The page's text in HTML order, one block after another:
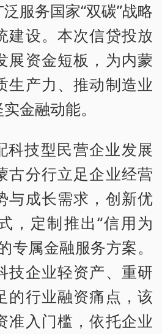
服务国家“双碳”战略
建设。本次信贷投放
展资金短板，为内蒙
生产力、推动制造业
金融动能。
科技型民营企业发展
古分行立足企业经营
与成长需求，创新优
，定制推出“信用为
专属金融服务方案。
技企业轻资产、重研
的行业融资痛点，该
准入门槛，依托企业